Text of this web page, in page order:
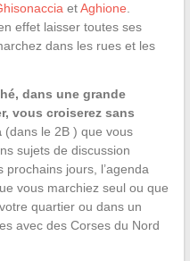
etAghione
effet laisser toutes ses
dans les rues et les
dans une grande
vous croiserez sans
(dans le 2B ) que vous
sujets de discussion
jours, l’agenda
vous marchiez seul ou que
quartier ou dans un
avec des Corses du Nord